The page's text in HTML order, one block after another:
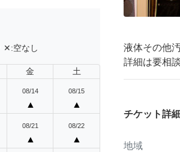
✕:空なし
金 土
08/14
▲
08/15
▲
08/21
▲
08/22
▲
液体その他
詳細は要相談
チケット詳細
地域